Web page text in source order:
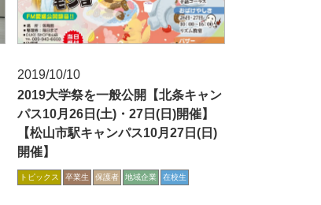
2019/10/10
2019大学祭を一般公開【北条キャン
パス10月26日(土)・27日(日)開催】
【松山市駅キャンパス10月27日(日)
開催】
トピックス 卒業生 保護者 地域企業 在校生